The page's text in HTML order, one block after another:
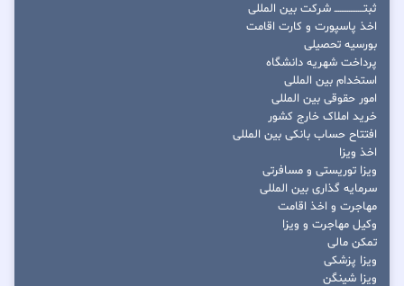
ثبتــــــــــــــــ شرکت بین المللی
اخذ پاسپورت و کارت اقامت
بورسیه تحصیلی
پرداخت شهریه دانشگاه
استخدام بین المللی
امور حقوقی بین المللی
خرید املاک خارج کشور
افتتاح حساب بانکی بین المللی
اخذ ویزا
ویزا توریستی و مسافرتی
سرمایه گذاری بین المللی
مهاجرت و اخذ اقامت
وکیل مهاجرت و ویزا
تمکن مالی
ویزا پزشکی
ویزا شینگن